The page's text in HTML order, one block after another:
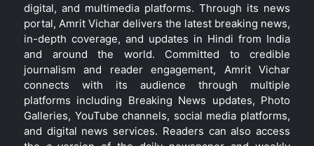
digital, and multimedia platforms. Through its news
portal, Amrit Vichar delivers the latest breaking news,
in-depth coverage, and updates in Hindi from India
and around the world. Committed to credible
journalism and reader engagement, Amrit Vichar
connects with its audience through multiple
platforms including Breaking News updates, Photo
Galleries, YouTube channels, social media platforms,
and digital news services. Readers can also access